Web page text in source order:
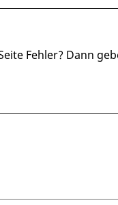
Fehler? Dann